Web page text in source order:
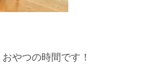
やつの時間です！